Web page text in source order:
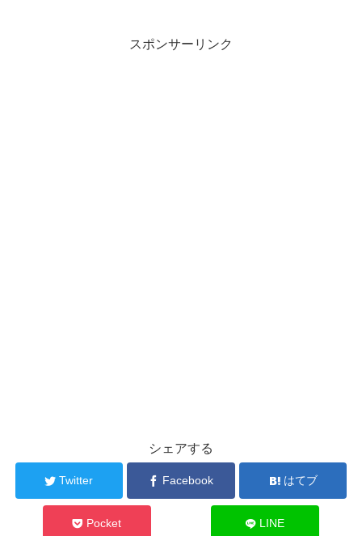
スポンサーリンク
シェアする
Twitter Facebook はてブ
Pocket LINE